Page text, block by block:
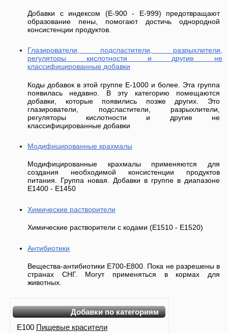
Добавки с индексом (E-900 - E-999) предотвращают
образование пены, помогают достичь однородной
консистенции продуктов.
Глазирователи, подсластители, разрыхлители,
регуляторы кислотности и другие не
классифицированные добавки
Коды добавок в этой группе Е-1000 и более. Эта группа
появилась недавно. В эту категорию помещаются
добавки, которые появились позже других. Это
глазирователи, подсластители, разрыхлители,
регуляторы кислотности и другие не
классифицированные добавки
Модифицированные крахмалы
Модифицированные крахмалы применяются для
создания необходимой консистенции продуктов
питания. Группа новая. Добавки в группе в диапазоне
Е1400 - Е1450
Химические растворители
Химические растворители с кодами (Е1510 - Е1520)
Антибиотики
Вещества-антибиотики Е700-E800. Пока не разрешены в
странах СНГ. Могут применяться в кормах для
животных.
Добавки по категориям
E100 Пищевые красители